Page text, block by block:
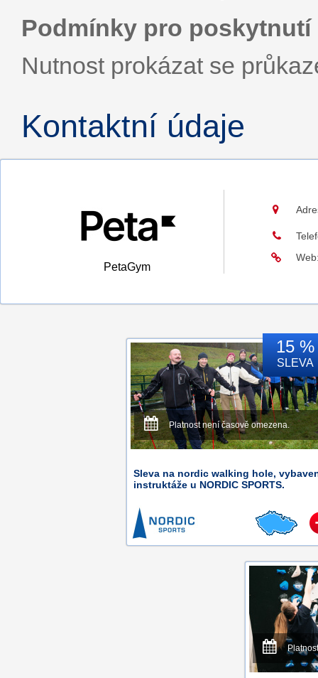
Podmínky pro poskytnutí
Nutnost prokázat se
Kontaktní údaje
PetaGym
15 %
SLEVA
Platnost není časově omezena.
Sleva na nordic walking hole,
instruktáže u NORDIC SPORTS.